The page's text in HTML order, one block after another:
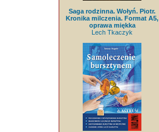
Saga rodzinna. Wołyń. Piotr.
Kronika milczenia. Format A5,
oprawa miękka
Lech Tkaczyk